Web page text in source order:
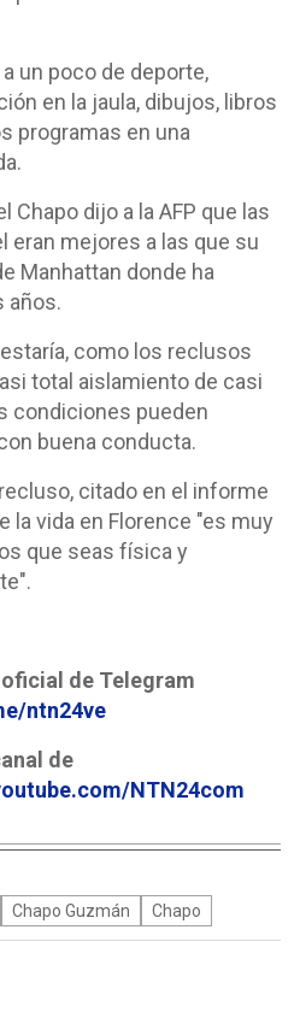
un poco de deporte,
en la jaula, dibujos, libros
programas en una
Chapo dijo a la AFP que las
eran mejores a las que su
Manhattan donde ha
años.
como los reclusos
total aislamiento de casi
condiciones pueden
buena conducta.
citado en el informe
la vida en Florence "es muy
que seas física y
de Telegram
ntn24ve
de
NTN24com
Chapo Guzmán Chapo